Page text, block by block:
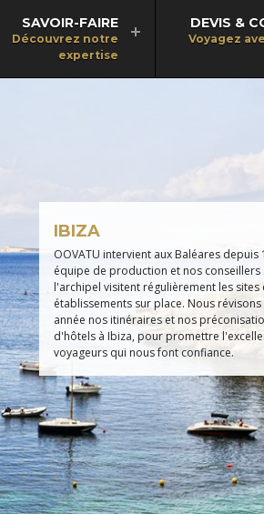
SAVOIR-FAIRE
Découvrez notre
expertise
DEVIS &
Voyagez
IBIZA
OOVATU intervient aux Baléares depuis
équipe de production et nos conseillers
l'archipel visitent régulièrement les sites
établissements sur place. Nous révisons
année nos itinéraires et nos
d'hôtels à Ibiza, pour promettre
voyageurs qui nous font confiance.